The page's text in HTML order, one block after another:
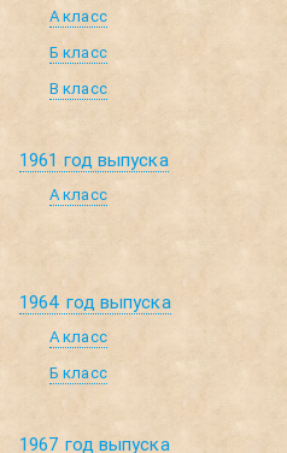
А класс
Б класс
В класс
1961 год выпуска
А класс
1964 год выпуска
А класс
Б класс
1967 год выпуска